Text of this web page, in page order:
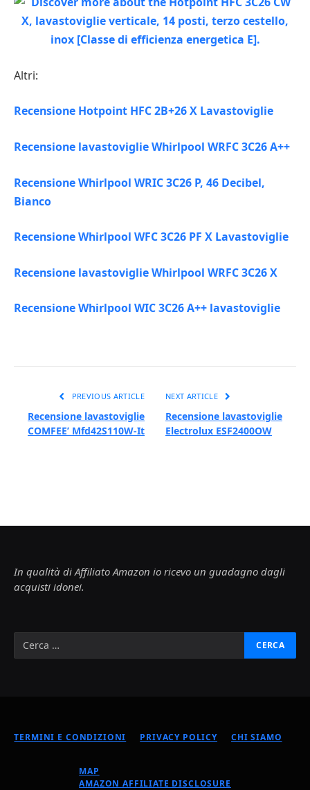
Altri:
Recensione Hotpoint HFC 2B+26 X Lavastoviglie
Recensione lavastoviglie Whirlpool WRFC 3C26 A++
Recensione Whirlpool WRIC 3C26 P, 46 Decibel,
Bianco
Recensione Whirlpool WFC 3C26 PF X Lavastoviglie
Recensione lavastoviglie Whirlpool WRFC 3C26 X
Recensione Whirlpool WIC 3C26 A++ lavastoviglie
PREVIOUS ARTICLE
Recensione lavastoviglie
COMFEE’ Mfd42S110W-It
NEXT ARTICLE
Recensione lavastoviglie
Electrolux ESF2400OW
In qualità di Affiliato Amazon io ricevo un guadagno dagli
acquisti idonei.
TERMINI E CONDIZIONI PRIVACY POLICY CHI SIAMO
MAP
AMAZON AFFILIATE DISCLOSURE